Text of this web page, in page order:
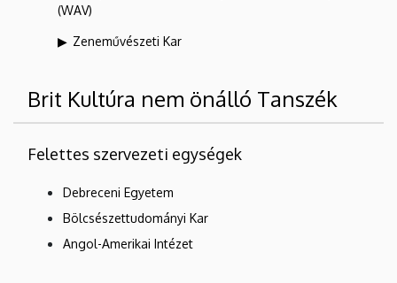
(WAV)
Zeneművészeti Kar
Brit Kultúra nem önálló Tanszék
Felettes szervezeti egységek
Debreceni Egyetem
Bölcsészettudományi Kar
Angol-Amerikai Intézet